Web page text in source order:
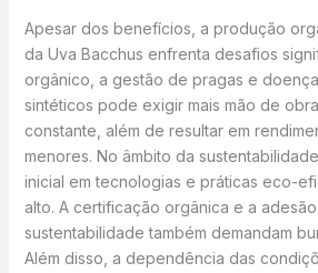
Apesar dos benefícios, a produção
da Uva Bacchus enfrenta desafios
orgânico, a gestão de pragas e
sintéticos pode exigir mais mão de
constante, além de resultar em
menores. No âmbito da
inicial em tecnologias e práticas eco-
alto. A certificação orgânica e a
sustentabilidade também demandam
Além disso, a dependência das